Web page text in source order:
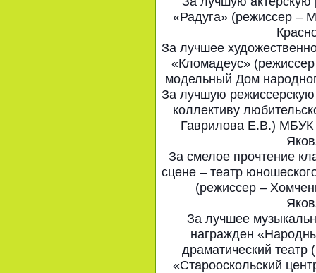
«Радуга» (режиссер –
За лучшее
«Кломадеус»
модельный Дом
За лучшую
коллективу
Гаврилова Е.В.) МБУК
За смелое прочтение
сцене – театр
(режиссер –
За лучшее
награжден
драматический
«Старооскольский